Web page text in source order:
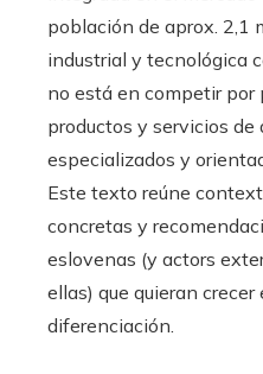
población de aprox. 2,1
industrial y tecnológica
no está en competir por
productos y servicios de
especializados y
Este texto reúne
concretas y
eslovenas (y actors
ellas) que quieran
diferenciación.